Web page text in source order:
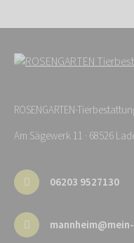
ROSENGARTEN-
Am Sägewerk 11 · 68526
06203 9527130